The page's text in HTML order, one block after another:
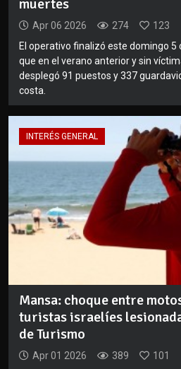
muertes
Apr 06 2026 274
123
El operativo finalizó este domingo
que en el verano anterior y sin
desplegó 91 puestos y 337
costa.
INTERÉS GENERAL
Mansa: choque entre
turistas israelíes
de Turismo
Apr 01 2026 389
101